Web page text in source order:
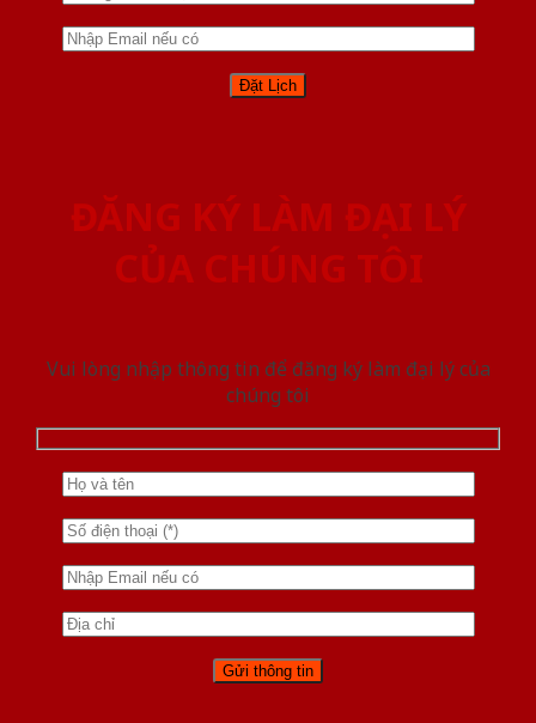
ĐĂNG KÝ LÀM ĐẠI LÝ
CỦA CHÚNG TÔI
Vui lòng nhập thông tin để đăng ký làm đại lý của
chúng tôi